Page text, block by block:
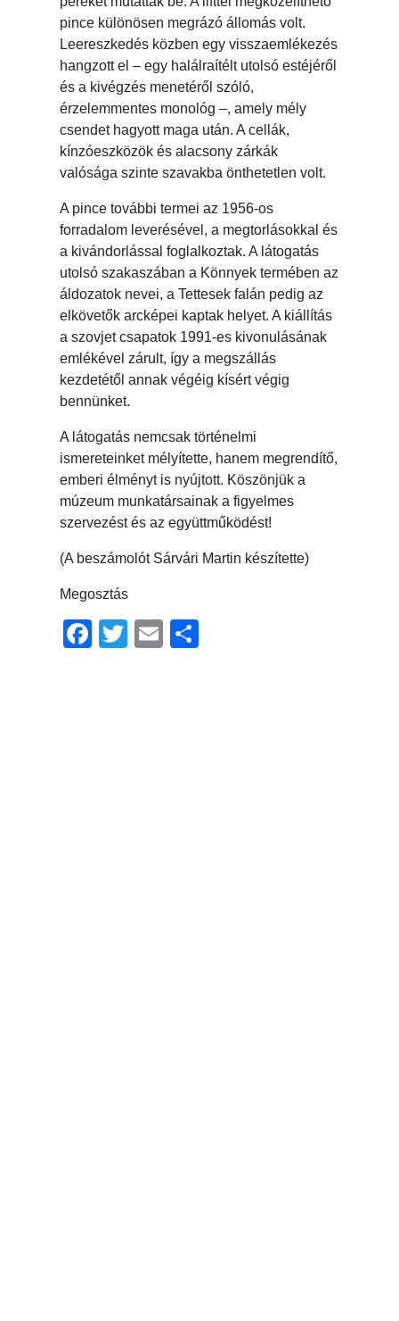
pince különösen megrázó állomás volt.
Leereszkedés közben egy visszaemlékezés
hangzott el – egy halálraítélt utolsó estéjéről
és a kivégzés menetéről szóló,
érzelemmentes monológ –, amely mély
csendet hagyott maga után. A cellák,
kínzóeszközök és alacsony zárkák
valósága szinte szavakba önthetetlen volt.
A pince további termei az 1956-os
forradalom leverésével, a megtorlásokkal és
a kivándorlással foglalkoztak. A látogatás
utolsó szakaszában a Könnyek termében az
áldozatok nevei, a Tettesek falán pedig az
elkövetők arcképei kaptak helyet. A kiállítás
a szovjet csapatok 1991-es kivonulásának
emlékével zárult, így a megszállás
kezdetétől annak végéig kísért végig
bennünket.
A látogatás nemcsak történelmi
ismereteinket mélyítette, hanem megrendítő,
emberi élményt is nyújtott. Köszönjük a
múzeum munkatársainak a figyelmes
szervezést és az együttműködést!
(A beszámolót Sárvári Martin készítette)
Megosztás
Facebook
TwitterEmail